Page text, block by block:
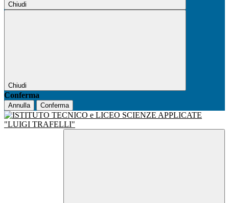
Chiudi
Chiudi
Conferma
Annulla Conferma